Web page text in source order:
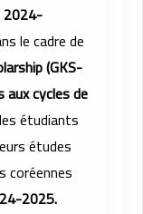
2024-
le cadre de
(GKS-
aux cycles de
étudiants
études
coréennes
2025.